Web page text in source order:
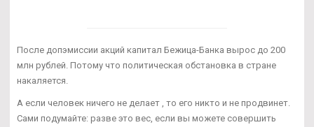
После допэмиссии акций капитал Бежица-Банка вырос до 200
млн рублей. Потому что политическая обстановка в стране
накаляется.
А если человек ничего не делает , то его никто и не продвинет.
Сами подумайте: разве это вес, если вы можете совершить